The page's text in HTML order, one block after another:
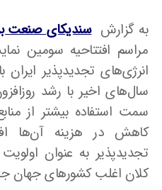
به گزارش سندیکای صنعت
مراسم افتتاحیه سومین
انرژی‌های تجدیدپذیر
سال‌های اخیر با رشد
سمت استفاده بیشتر از
کاهش در هزینه آن‌ها
تجدیدپذیر به عنوان
کلان اغلب کشورهای جهان